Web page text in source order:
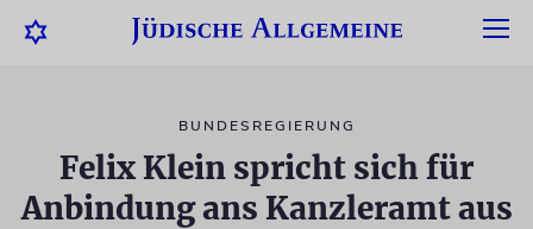
BUNDESREGIERUNG
Felix Klein spricht sich für
Anbindung ans Kanzleramt aus